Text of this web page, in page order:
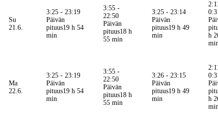
Su
21.6.
3:25 - 23:19
Päivän
pituus19 h 54
min
3:55 -
22:50
Päivän
pituus18 h
55 min
3:25 - 23:14
Päivän
pituus19 h 49
min
h
Ma
22.6.
3:25 - 23:19
Päivän
pituus19 h 54
min
3:55 -
22:50
Päivän
pituus18 h
55 min
3:26 - 23:15
Päivän
pituus19 h 49
min
h